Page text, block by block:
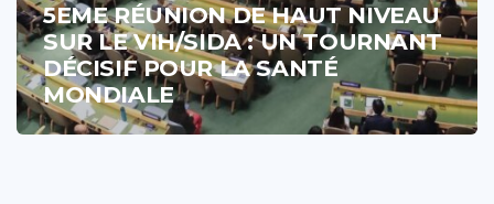
5EME RÉUNION DE HAUT NIVEAU
SUR LE VIH/SIDA : UN TOURNANT
DÉCISIF POUR LA SANTÉ
MONDIALE